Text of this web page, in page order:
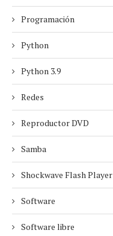
Programación
Python
Python 3.9
Redes
Reproductor DVD
Samba
Shockwave Flash Player
Software
Software libre